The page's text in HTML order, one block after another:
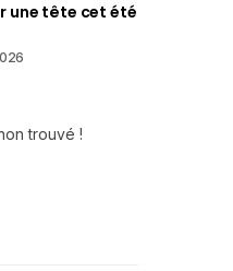
une tête cet été
trouvé !